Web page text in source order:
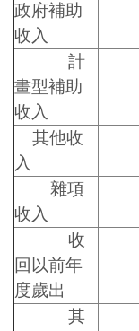
政府補助
收入
計
畫型補助
收入
其他收
入
雜項
收入
收
回以前年
度歲出
其